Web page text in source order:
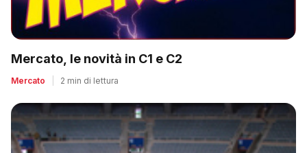
Mercato, le novità in C1 e C2
Mercato 2 min di lettura